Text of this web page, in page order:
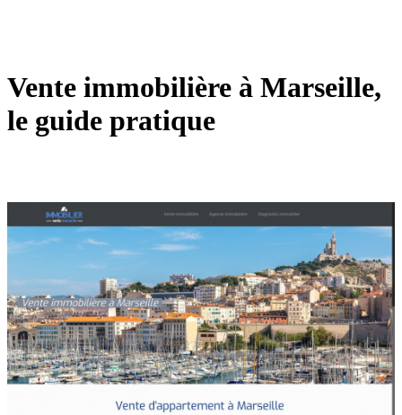
Vente immobilière à Marseille,
le guide pratique